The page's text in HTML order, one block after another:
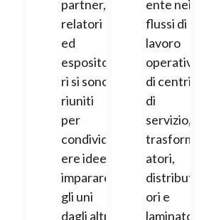
partner,
relatori
ed
esposito
ri si sono
riuniti
per
condivid
ere idee,
imparare
gli uni
dagli altri
ente nei
flussi di
lavoro
operativi
di centri
di
servizio,
trasform
atori,
distribut
ori e
laminatoi